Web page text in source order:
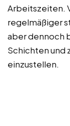
Arbeitszeiten.
regelmäßiger
aber dennoch
Schichten und
einzustellen.